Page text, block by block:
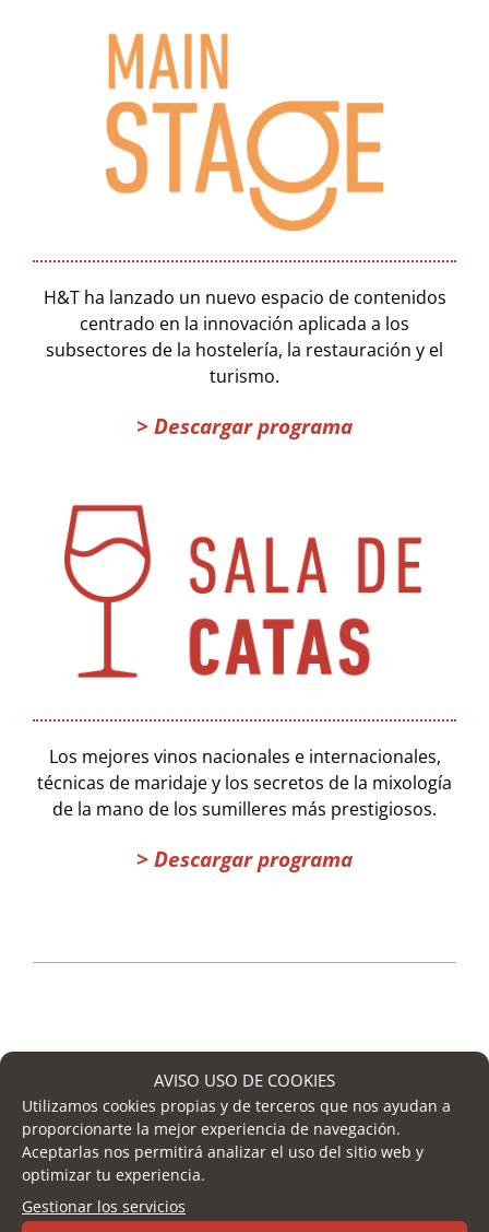
AVISO USO DE COOKIES
Utilizamos cookies propias y de terceros que nos ayudan a
proporcionarte la mejor experiencia de navegación.
Aceptarlas nos permitirá analizar el uso del sitio web y
optimizar tu experiencia.
Gestionar los servicios
H&T ha lanzado un nuevo espacio de contenidos
centrado en la innovación aplicada a los
subsectores de la hostelería, la restauración y el
turismo.
> Descargar programa
Los mejores vinos nacionales e internacionales,
técnicas de maridaje y los secretos de la mixología
de la mano de los sumilleres más prestigiosos.
> Descargar programa